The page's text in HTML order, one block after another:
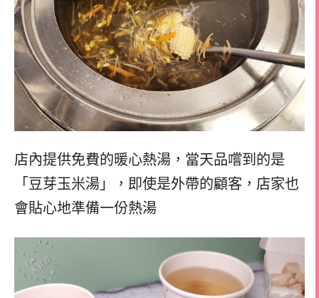
店內提供免費的暖心熱湯，當天品嚐到的是
「豆芽玉米湯」，即使是外帶的顧客，店家也
會貼心地準備一份熱湯